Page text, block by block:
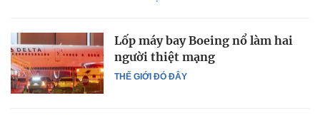
THẾ GIỚI ĐÓ ĐÂY
Lốp máy bay Boeing nổ làm hai
người thiệt mạng